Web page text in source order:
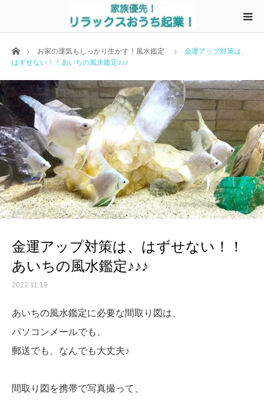
ホームお家の運気もしっかり生かす！風水鑑定
金運アップ対策は、
はずせない！！あいちの風水鑑定♪♪♪
金運アップ対策は、はずせない！！
あいちの風水鑑定♪♪♪
2022.11.19
あいちの風水鑑定に必要な間取り図は、
パソコンメールでも、
郵送でも、なんでも大丈夫♪
間取り図を携帯で写真撮って、